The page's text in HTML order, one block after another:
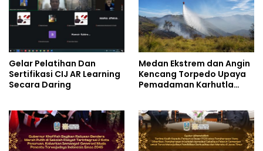
Gelar Pelatihan Dan
Sertifikasi CIJ AR Learning
Secara Daring
Medan Ekstrem dan Angin
Kencang Torpedo Upaya
Pemadaman Karhutla